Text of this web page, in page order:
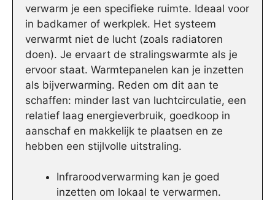
verwarm je een specifieke ruimte. Ideaal voor
in badkamer of werkplek. Het systeem
verwarmt niet de lucht (zoals radiatoren
doen). Je ervaart de stralingswarmte als je
ervoor staat. Warmtepanelen kan je inzetten
als bijverwarming. Reden om dit aan te
schaffen: minder last van luchtcirculatie, een
relatief laag energieverbruik, goedkoop in
aanschaf en makkelijk te plaatsen en ze
hebben een stijlvolle uitstraling.
Infraroodverwarming kan je goed
inzetten om lokaal te verwarmen.